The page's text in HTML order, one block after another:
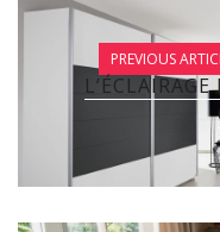
PREVIOUS